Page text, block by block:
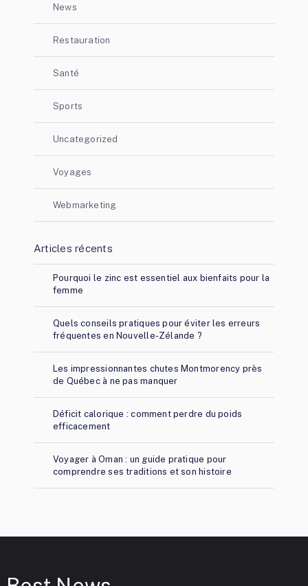
News
Restauration
Santé
Sports
Uncategorized
Voyages
Webmarketing
Articles récents
Pourquoi le zinc est essentiel aux bienfaits pour la
femme
Quels conseils pratiques pour éviter les erreurs
fréquentes en Nouvelle-Zélande ?
Les impressionnantes chutes Montmorency près
de Québec à ne pas manquer
Déficit calorique : comment perdre du poids
efficacement
Voyager à Oman : un guide pratique pour
comprendre ses traditions et son histoire